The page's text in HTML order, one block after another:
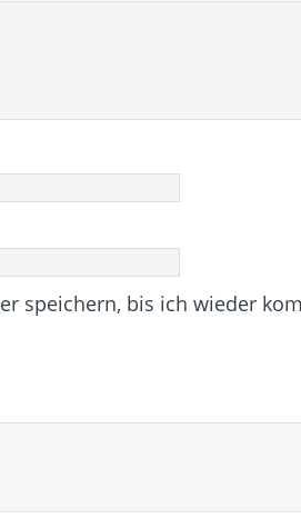
speichern, bis ich wieder